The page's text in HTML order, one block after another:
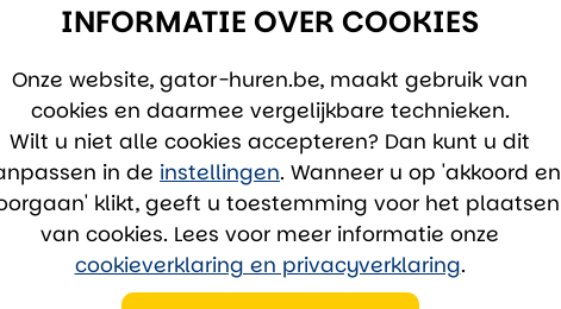
INFORMATIE OVER COOKIES
Onze website, gator-huren.be, maakt gebruik van
cookies en daarmee vergelijkbare technieken.
Wilt u niet alle cookies accepteren? Dan kunt u dit
in de instellingen. Wanneer u op 'akkoord en
klikt, geeft u toestemming voor het plaatsen
van cookies. Lees voor meer informatie onze
cookieverklaring en privacyverklaring.